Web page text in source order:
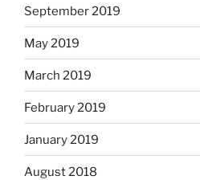
September 2019
May 2019
March 2019
February 2019
January 2019
August 2018